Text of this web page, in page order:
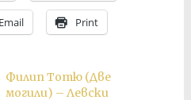
Email Print
Филип Тотю (Две
могили) – Левски